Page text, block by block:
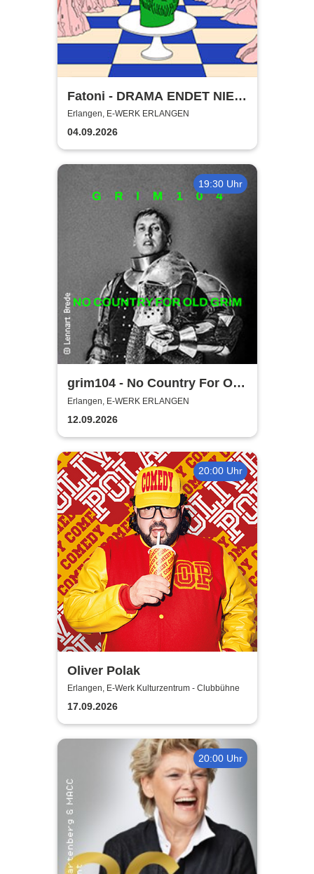
Fatoni - DRAMA ENDET NIE
TOUR 2026
Erlangen, E-WERK ERLANGEN
04.09.2026
19:30 Uhr
grim104 - No Country For Old
Grim Tour 2026
Erlangen, E-WERK ERLANGEN
12.09.2026
20:00 Uhr
Oliver Polak
Erlangen, E-Werk Kulturzentrum - Clubbühne
17.09.2026
20:00 Uhr